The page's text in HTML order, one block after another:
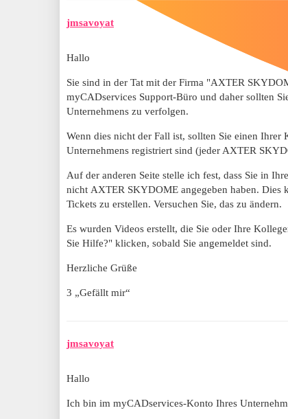
jmsavoyat
Hallo
Sie sind in der Tat mit der Firma "AXTER
myCADservices Support-Büro und daher sollten
Unternehmens zu verfolgen.
Wenn dies nicht der Fall ist, sollten Sie einen
Unternehmens registriert sind (jeder AXTER
Auf der anderen Seite stelle ich fest, dass Sie in
nicht AXTER SKYDOME angegeben haben. Dies
Tickets zu erstellen. Versuchen Sie, das zu ändern.
Es wurden Videos erstellt, die Sie oder Ihre
Sie Hilfe?" klicken, sobald Sie angemeldet sind.
Herzliche Grüße
3 „Gefällt mir“
jmsavoyat
Hallo
Ich bin im myCADservices-Konto Ihres